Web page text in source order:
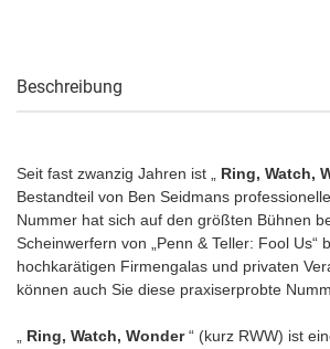
Beschreibung
Seit fast zwanzig Jahren ist „ Ring, Watch,
Bestandteil von Ben Seidmans
Nummer hat sich auf den größten Bühnen
Scheinwerfern von „Penn & Teller: Fool Us“
hochkarätigen Firmengalas und privaten
können auch Sie diese praxiserprobte
Ring, Watch, Wonder“ (kurz RWW) ist